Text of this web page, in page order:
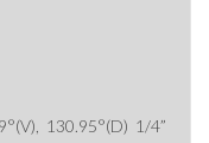
130.95°(D) 1/4”